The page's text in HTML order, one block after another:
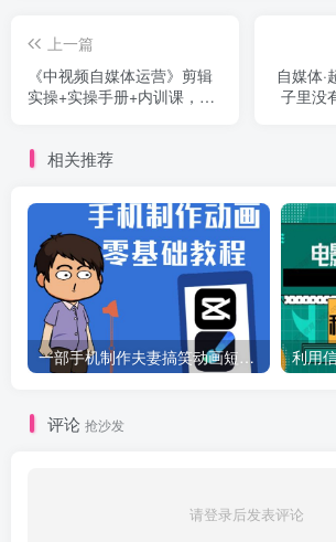
上一篇
《中视频自媒体运营》剪辑
实操+实操手册+内训课，从
自媒体
子里没
相关推荐
一部手机制作夫妻搞笑动画短视频教程，零基础也能快速上手
评论 抢沙发
请登录后发表评论